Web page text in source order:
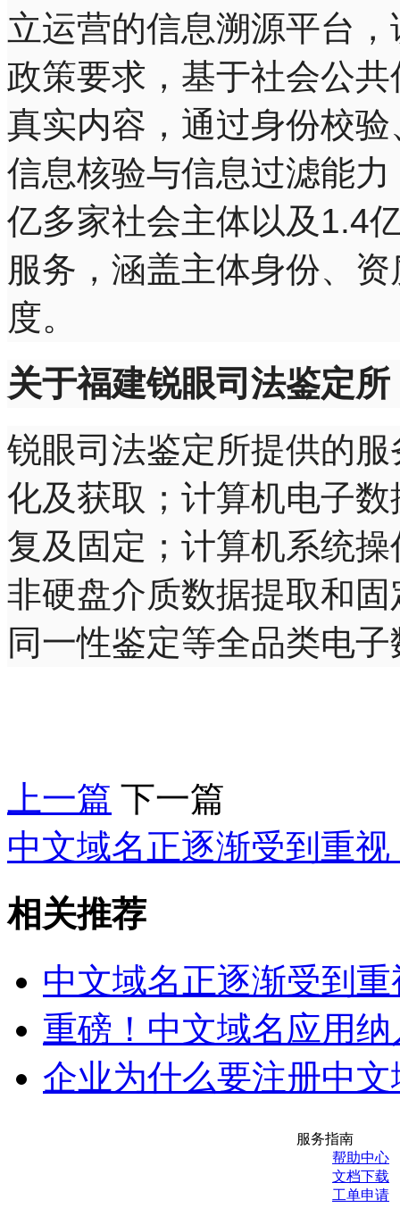
立运营的信息溯源平台
政策要求，基于社会公
真实内容，通过身份校
信息核验与信息过滤能
亿多家社会主体以及1.4
服务，涵盖主体身份、
度。
关于福建锐眼司法鉴定所
锐眼司法鉴定所提供的
化及获取；计算机电子
复及固定；计算机系统
非硬盘介质数据提取和
同一性鉴定等全品类电
上一篇 下一篇
中文域名正逐渐受到重
相关推荐
中文域名正逐渐受到
重磅！中文域名应用
企业为什么要注册中
服务指南
帮助中心
文档下载
工单申请